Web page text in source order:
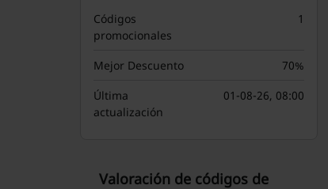
Códigos
promocionales
1
Mejor Descuento
70%
Última
actualización
01-08-26, 08:00
Valoración de códigos de